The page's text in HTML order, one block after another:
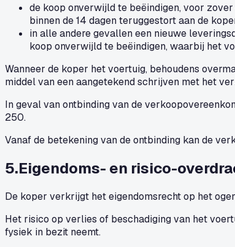
de koop onverwijld te beëindigen, voor
binnen de 14 dagen teruggestort aan de
in alle andere gevallen een nieuwe
koop onverwijld te beëindigen, waarbij het
Wanneer de koper het voertuig, behoudens
middel van een aangetekend schrijven met het
In geval van ontbinding van de
250.
Vanaf de betekening van de ontbinding kan de
5.Eigendoms- en risico-
De koper verkrijgt het eigendomsrecht op het
Het risico op verlies of beschadiging van het
fysiek in bezit neemt.